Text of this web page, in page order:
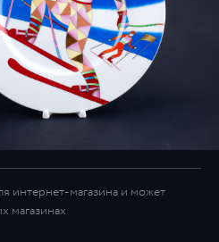
интернет-магазина и может
магазинах